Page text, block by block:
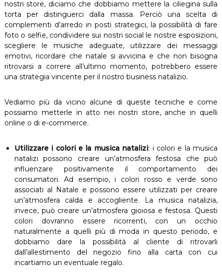
nostri store, diciamo che dobbiamo mettere la ciliegina sulla
torta per distinguerci dalla massa. Perciò una scelta di
complementi d’arredo in posti strategici, la possibilità di fare
foto o selfie, condividere sui nostri social le nostre esposizioni,
scegliere le musiche adeguate, utilizzare dei messaggi
emotivi, ricordare che natale si avvicina e che non bisogna
ritrovarsi a correre all’ultimo momento, potrebbero essere
una strategia vincente per il nostro business natalizio.
Vediamo più da vicino alcune di queste tecniche e come
possiamo metterle in atto nei nostri store, anche in quelli
online o di e-commerce.
Utilizzare i colori e la musica natalizi: i colori e la musica
natalizi possono creare un’atmosfera festosa che può
influenzare positivamente il comportamento dei
consumatori. Ad esempio, i colori rosso e verde sono
associati al Natale e possono essere utilizzati per creare
un’atmosfera calda e accogliente. La musica natalizia,
invece, può creare un’atmosfera gioiosa e festosa. Questi
colori dovranno essere ricorrenti, con un occhio
naturalmente a quelli più di moda in questo periodo, e
dobbiamo dare la possibilità al cliente di ritrovarli
dall’allestimento del negozio fino alla carta con cui
incartiamo un eventuale regalo.